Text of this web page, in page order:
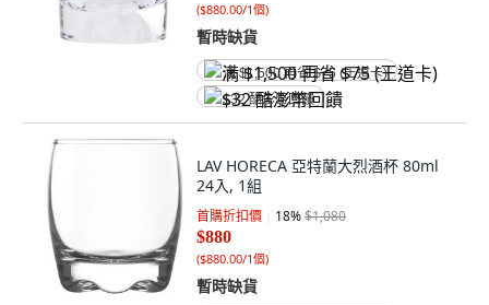
($880.00/1個)
暫時缺貨
满 $1,500 再省 $75 (王道卡)
$32 酷澎幣回饋
LAV HORECA 亞特蘭大烈酒杯 80ml
24入, 1組
首購折扣價 18%$1,080
$880
($880.00/1個)
暫時缺貨